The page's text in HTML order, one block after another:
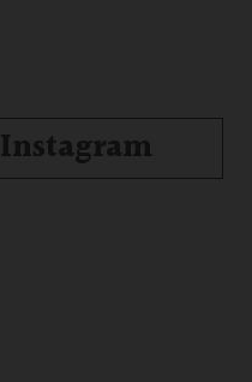
Instagram